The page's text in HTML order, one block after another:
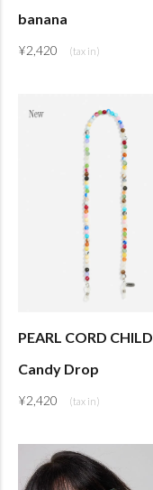
banana
¥2,420
PEARL CORD CHILD
Candy Drop
¥2,420